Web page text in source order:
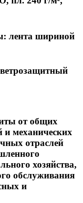
лента шириной
от общих
и механических
отраслей
хозяйства,
обслуживания
и